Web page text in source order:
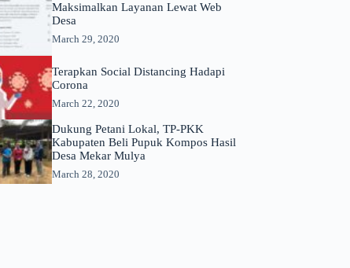
Maksimalkan Layanan Lewat Web
Desa
March 29, 2020
Terapkan Social Distancing Hadapi
Corona
March 22, 2020
Dukung Petani Lokal, TP-PKK
Kabupaten Beli Pupuk Kompos Hasil
Desa Mekar Mulya
March 28, 2020